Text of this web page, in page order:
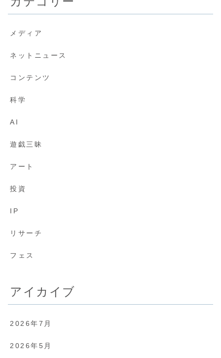
メディア
ネットニュース
コンテンツ
科学
AI
遊戯三昧
アート
投資
IP
リサーチ
フェス
アイカイブ
2026年7月
2026年5月